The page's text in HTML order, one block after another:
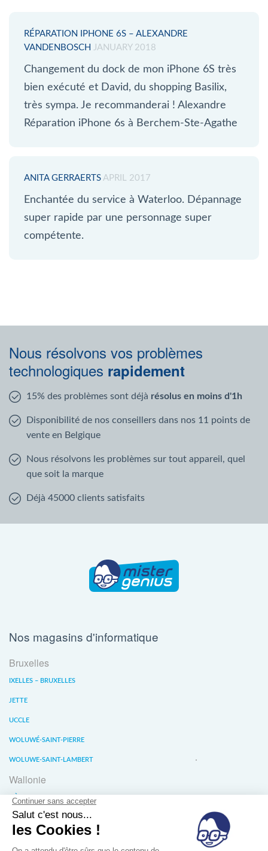
RÉPARATION IPHONE 6S – ALEXANDRE
VANDENBOSCH JANUARY 2018
Changement du dock de mon iPhone 6S très
bien exécuté et David, du shopping Basilix,
très sympa. Je recommanderai ! Alexandre
Réparation iPhone 6s à Berchem-Ste-Agathe
ANITA GERRAERTS APRIL 2017
Enchantée du service à Waterloo. Dépannage
super rapide par une personnage super
compétente.
Nous résolvons vos problèmes
technologiques rapidement
15% des problèmes sont déjà résolus en moins d'1h
Disponibilité de nos conseillers dans nos 11 points de
vente en Belgique
Nous résolvons les problèmes sur tout appareil, quel
que soit la marque
Déjà 45000 clients satisfaits
Nos magasins d'informatique
Bruxelles
IXELLES – BRUXELLES
JETTE
UCCLE
WOLUWÉ-SAINT-PIERRE
WOLUWE-SAINT-LAMBERT
Wallonie
LIÈGE
WATERLOO
WAVRE